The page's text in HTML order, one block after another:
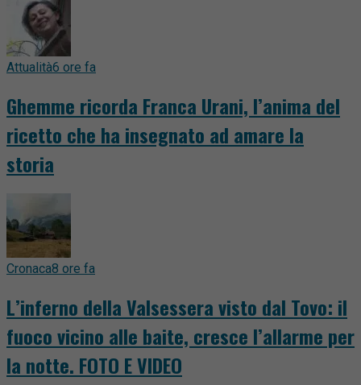
Attualità6 ore fa
Ghemme ricorda Franca Urani, l’anima del
ricetto che ha insegnato ad amare la
storia
Cronaca8 ore fa
L’inferno della Valsessera visto dal Tovo: il
fuoco vicino alle baite, cresce l’allarme per
la notte. FOTO E VIDEO